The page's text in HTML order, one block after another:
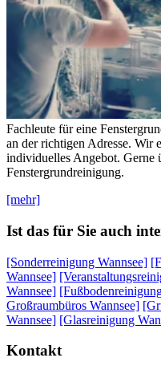
Fachleute für eine
an der richtigen Adresse. Wir
individuelles Angebot. Gerne
Fenstergrundreinigung.
[mehr]
Ist das für Sie auch
[Sonderreinigung Wannsee]
Wannsee]
Wannsee]
Großraumbüros Wannsee]
Wannsee] [Glasreinigung
Kontakt